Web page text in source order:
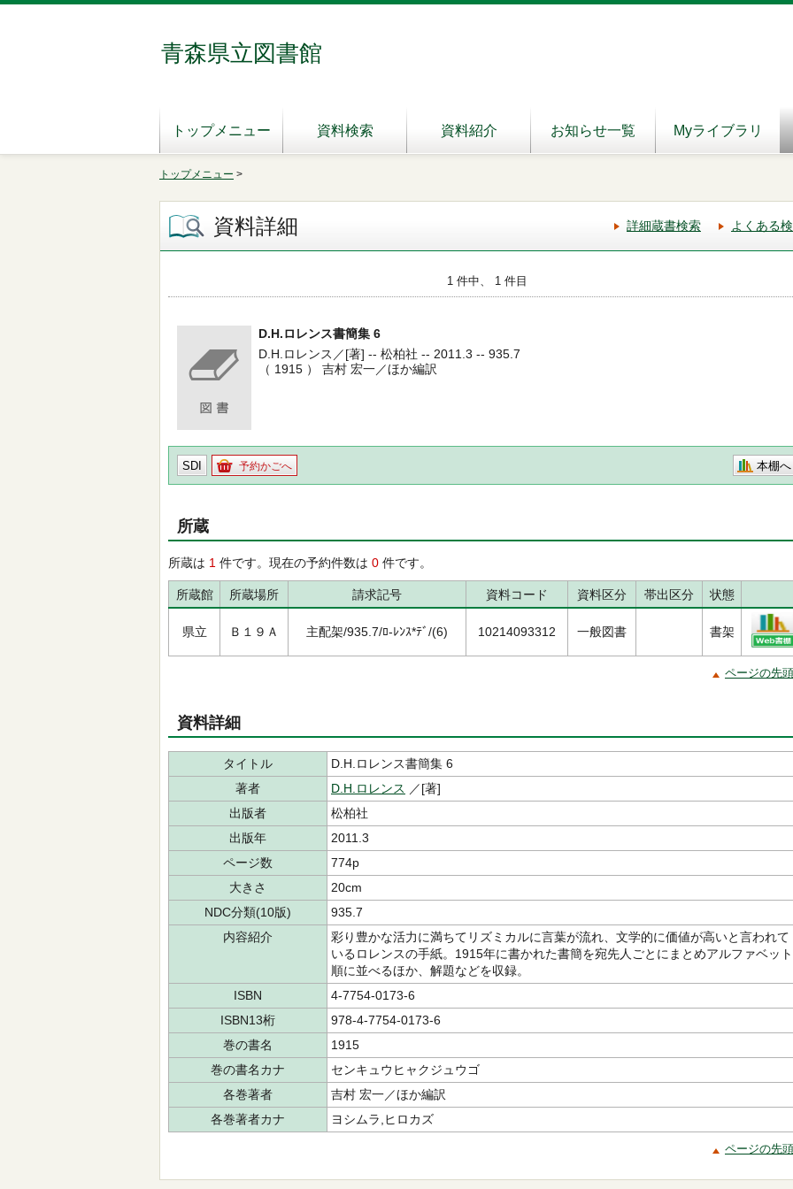
青森県立図書館
トップメニュー 資料検索 資料紹介 お知らせ一覧 Myライブラリ
トップメニュー >
資料詳細 詳細蔵書検索 よくある
1 件中、 1 件目
D.H.ロレンス書簡集 6
D.H.ロレンス／[著] -- 松柏社 -- 2011.3 -- 935.7
（ 1915 ） 吉村 宏一／ほか編訳
SDI 予約かごへ 本棚へ
所蔵
所蔵は 1 件です。現在の予約件数は 0 件です。
所蔵館 所蔵場所 請求記号 資料コード 資料区分 帯出区分 状態
県立 Ｂ１９Ａ 主配架/935.7/ﾛ-ﾚﾝｽ*ﾃﾞ/(6) 10214093312 一般図書 書架
ページの先
資料詳細
タイトル
D.H.ロレンス書簡集 6
著者
D.H.ロレンス ／[著]
出版者
松柏社
出版年
2011.3
ページ数
774p
大きさ
20cm
NDC分類(10版)
935.7
内容紹介
彩り豊かな活力に満ちてリズミカルに言葉が流れ、文学的に価値が高いと言われて
いるロレンスの手紙。1915年に書かれた書簡を宛先人ごとにまとめアルファベット
順に並べるほか、解題などを収録。
ISBN
4-7754-0173-6
ISBN13桁
978-4-7754-0173-6
巻の書名
1915
巻の書名カナ
センキュウヒャクジュウゴ
各巻著者
吉村 宏一／ほか編訳
各巻著者カナ
ヨシムラ,ヒロカズ
ページの先